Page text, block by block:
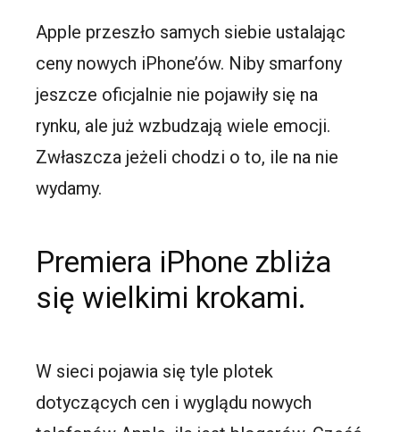
Apple przeszło samych siebie ustalając
ceny nowych iPhone’ów. Niby smarfony
jeszcze oficjalnie nie pojawiły się na
rynku, ale już wzbudzają wiele emocji.
Zwłaszcza jeżeli chodzi o to, ile na nie
wydamy.
Premiera iPhone zbliża
się wielkimi krokami.
W sieci pojawia się tyle plotek
dotyczących cen i wyglądu nowych